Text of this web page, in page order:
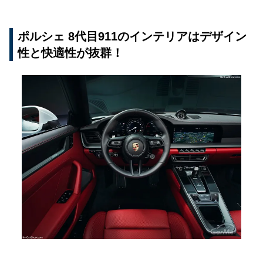
ポルシェ 8代目911のインテリアはデザイン
性と快適性が抜群！